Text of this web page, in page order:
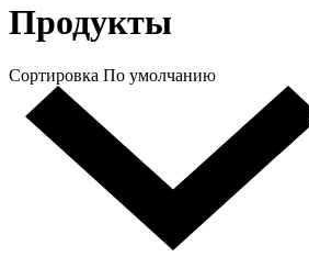
Продукты
Сортировка По умолчанию